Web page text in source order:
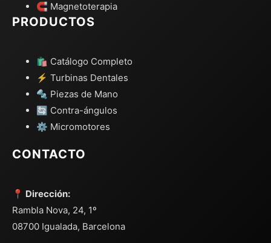
🧲 Magnetoterapia
PRODUCTOS
🛍️ Catálogo Completo
⚡ Turbinas Dentales
🔩 Piezas de Mano
🔄 Contra-ángulos
⚙️ Micromotores
CONTACTO
📍 Dirección:
Rambla Nova, 24, 1º
08700 Igualada, Barcelona